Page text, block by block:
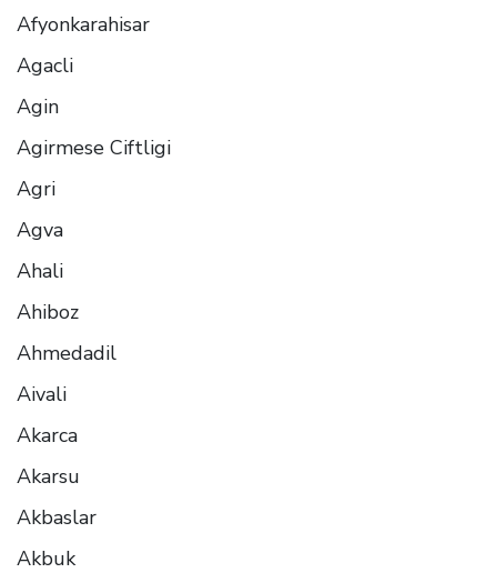
Afyonkarahisar
Agacli
Agin
Agirmese Ciftligi
Agri
Agva
Ahali
Ahiboz
Ahmedadil
Aivali
Akarca
Akarsu
Akbaslar
Akbuk